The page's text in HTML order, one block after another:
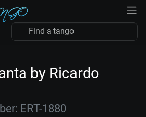
by Ricardo
ERT-1880